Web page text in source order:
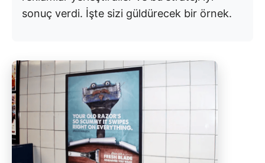
sonuç verdi. İşte sizi güldürecek bir örnek.